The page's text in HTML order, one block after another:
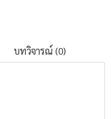
บทวิจารณ์ (0)